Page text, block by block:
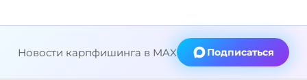
Новости карпфишинга в MAX Подписаться